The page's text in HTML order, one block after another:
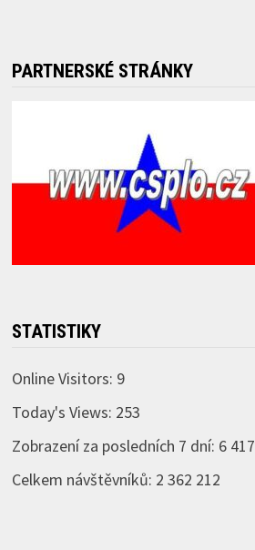
PARTNERSKÉ STRÁNKY
STATISTIKY
Online Visitors: 9
Today's Views: 253
Zobrazení za posledních 7 dní: 6 417
Celkem návštěvníků: 2 362 212